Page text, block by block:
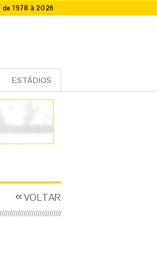
de 1978 à 2026
ESTÁDIOS
VOLTAR